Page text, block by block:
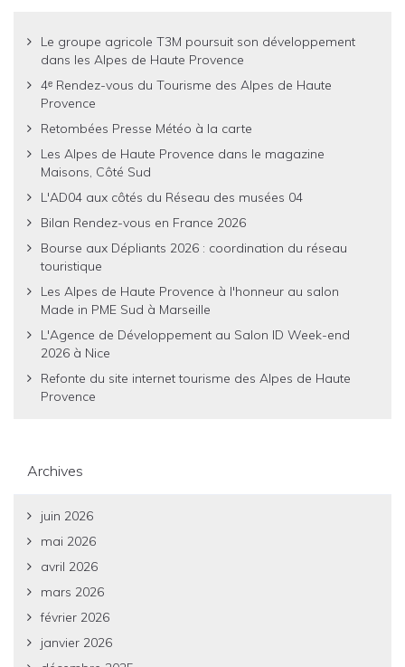
Le groupe agricole T3M poursuit son développement
dans les Alpes de Haute Provence
4ᵉ Rendez-vous du Tourisme des Alpes de Haute
Provence
Retombées Presse Météo à la carte
Les Alpes de Haute Provence dans le magazine
Maisons, Côté Sud
L'AD04 aux côtés du Réseau des musées 04
Bilan Rendez-vous en France 2026
Bourse aux Dépliants 2026 : coordination du réseau
touristique
Les Alpes de Haute Provence à l'honneur au salon
Made in PME Sud à Marseille
L'Agence de Développement au Salon ID Week-end
2026 à Nice
Refonte du site internet tourisme des Alpes de Haute
Provence
Archives
juin 2026
mai 2026
avril 2026
mars 2026
février 2026
janvier 2026